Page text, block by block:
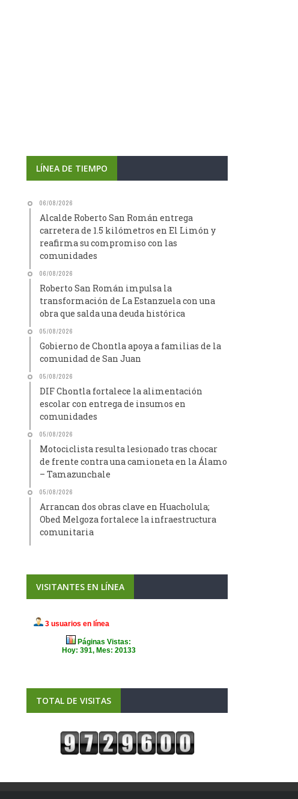
LÍNEA DE TIEMPO
06/08/2026
Alcalde Roberto San Román entrega
carretera de 1.5 kilómetros en El Limón y
reafirma su compromiso con las
comunidades
06/08/2026
Roberto San Román impulsa la
transformación de La Estanzuela con una
obra que salda una deuda histórica
05/08/2026
Gobierno de Chontla apoya a familias de la
comunidad de San Juan
05/08/2026
DIF Chontla fortalece la alimentación
escolar con entrega de insumos en
comunidades
05/08/2026
Motociclista resulta lesionado tras chocar
de frente contra una camioneta en la Álamo
– Tamazunchale
05/08/2026
Arrancan dos obras clave en Huacholula;
Obed Melgoza fortalece la infraestructura
comunitaria
VISITANTES EN LÍNEA
TOTAL DE VISITAS